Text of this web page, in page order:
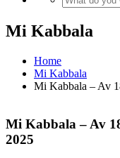
Mi Kabbala
Home
Mi Kabbala
Mi Kabbala – Av
Mi Kabbala – Av
2025